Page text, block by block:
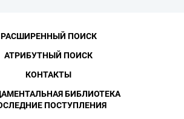
РАСШИРЕННЫЙ ПОИСК
АТРИБУТНЫЙ ПОИСК
КОНТАКТЫ
БИБЛИОТЕКА
ПОСТУПЛЕНИЯ